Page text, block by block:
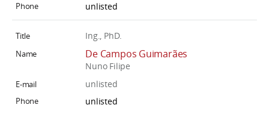
unlisted
Ing., PhD.
De Campos Guimarães
Nuno Filipe
unlisted
unlisted